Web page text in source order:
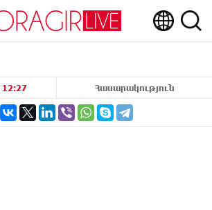
12:27 Հասարակություն